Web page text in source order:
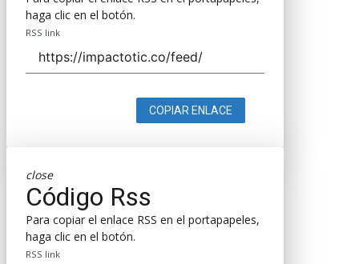
haga clic en el botón.
RSS link
COPIAR ENLACE
close
Código Rss
Para copiar el enlace RSS en el portapapeles,
haga clic en el botón.
RSS link